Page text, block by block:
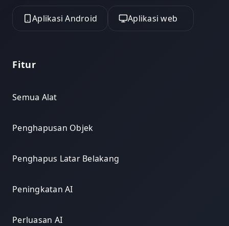
Aplikasi Android Aplikasi web
Fitur
Semua Alat
Penghapusan Objek
Penghapus Latar Belakang
Peningkatan AI
Perluasan AI